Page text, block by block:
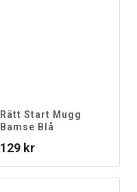
Rätt Start Mugg
Bamse Blå
129 kr